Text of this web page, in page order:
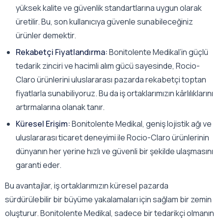
yüksek kalite ve güvenlik standartlarına uygun olarak
üretilir. Bu, son kullanıcıya güvenle sunabileceğiniz
ürünler demektir.
Rekabetçi Fiyatlandırma:Bonitolente Medikal’in güçlü
tedarik zinciri ve hacimli alım gücü sayesinde, Rocio-
Claro ürünlerini uluslararası pazarda rekabetçi toptan
fiyatlarla sunabiliyoruz. Bu da iş ortaklarımızın kârlılıklarını
artırmalarına olanak tanır.
Küresel Erişim:Bonitolente Medikal, geniş lojistik ağı ve
uluslararası ticaret deneyimi ile Rocio-Claro ürünlerinin
dünyanın her yerine hızlı ve güvenli bir şekilde ulaşmasını
garanti eder.
Bu avantajlar, iş ortaklarımızın küresel pazarda
sürdürülebilir bir büyüme yakalamaları için sağlam bir zemin
oluşturur. Bonitolente Medikal, sadece bir tedarikçi olmanın